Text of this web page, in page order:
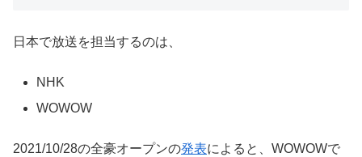
日本で放送を担当するのは、
NHK
WOWOW
2021/10/28の全豪オープンの発表によると、WOWOWで